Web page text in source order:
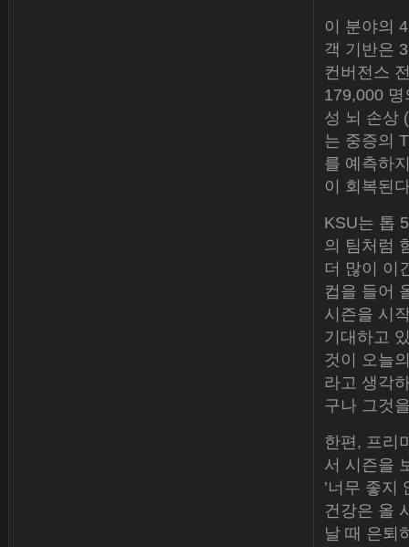
이 분야의
객 기반은
컨버전스
179,000
성 뇌 손상
는 중증의
를 예측하
이 회복된
KSU는 톱
의 팀처럼
더 많이 이
컵을 들어
시즌을 시
기대하고
것이 오늘
라고 생각
구나 그것
한편, 프리
서 시즌을
’너무 좋지
건강은 올
날 때 은퇴